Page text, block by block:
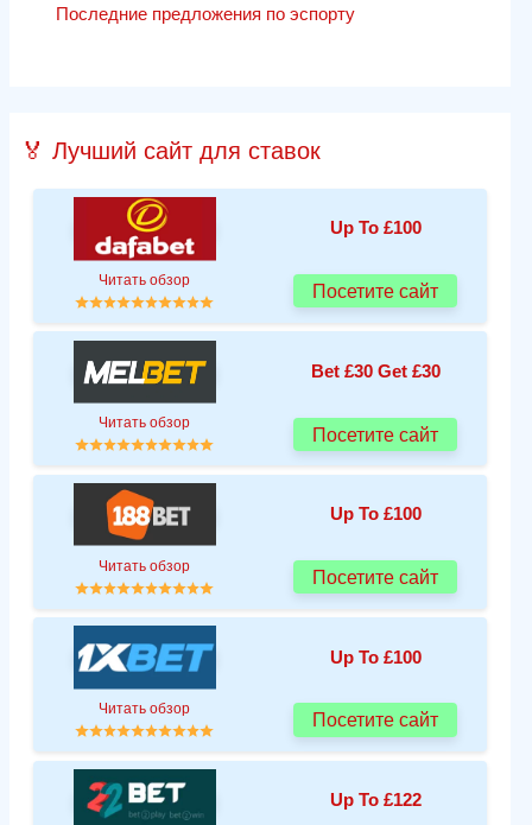
Последние предложения по эспорту
🏅 Лучший сайт для ставок
Up To £100
Читать обзор
Посетите сайт
Bet £30 Get £30
Читать обзор
Посетите сайт
Up To £100
Читать обзор
Посетите сайт
Up To £100
Читать обзор
Посетите сайт
Up To £122